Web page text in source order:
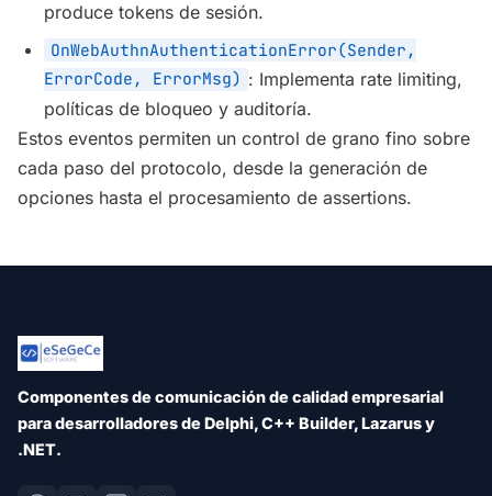
produce tokens de sesión.
OnWebAuthnAuthenticationError(Sender,
ErrorCode, ErrorMsg) : Implementa rate limiting,
políticas de bloqueo y auditoría.
Estos eventos permiten un control de grano fino sobre
cada paso del protocolo, desde la generación de
opciones hasta el procesamiento de assertions.
Componentes de comunicación de calidad empresarial
para desarrolladores de Delphi, C++ Builder, Lazarus y
.NET.